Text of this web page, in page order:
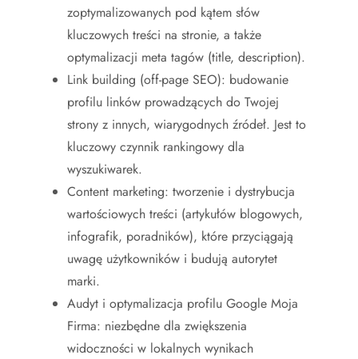
zoptymalizowanych pod kątem słów
kluczowych treści na stronie, a także
optymalizacji meta tagów (title, description).
Link building (off-page SEO): budowanie
profilu linków prowadzących do Twojej
strony z innych, wiarygodnych źródeł. Jest to
kluczowy czynnik rankingowy dla
wyszukiwarek.
Content marketing: tworzenie i dystrybucja
wartościowych treści (artykułów blogowych,
infografik, poradników), które przyciągają
uwagę użytkowników i budują autorytet
marki.
Audyt i optymalizacja profilu Google Moja
Firma: niezbędne dla zwiększenia
widoczności w lokalnych wynikach